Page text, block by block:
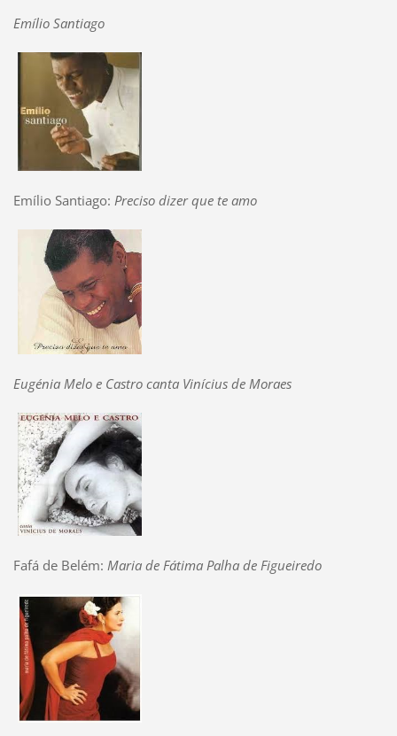
Emílio Santiago
Emílio Santiago: Preciso dizer que te amo
Eugénia Melo e Castro canta Vinícius de Moraes
Fafá de Belém: Maria de Fátima Palha de Figueiredo